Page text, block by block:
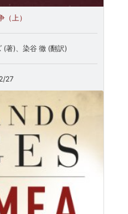
（上）
(著)、染谷 徹 (翻訳)
27